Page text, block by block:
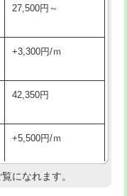
現場見積
16,500円
27,500円～
+3,300円/ｍ
42,350円
+5,500円/ｍ
現地調査
になれます。